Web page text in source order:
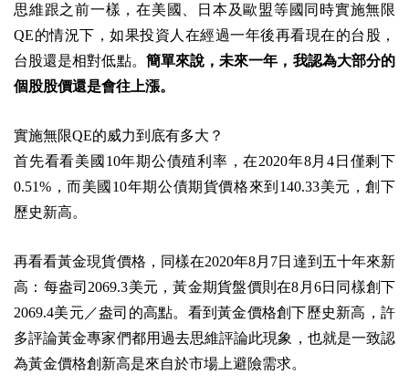
思維跟之前一樣，在美國、日本及歐盟等國同時實施無限
QE的情況下，如果投資人在經過一年後再看現在的台股，
台股還是相對低點。 簡單來說，未來一年，我認為大部分的
個股股價還是會往上漲。
實施無限QE的威力到底有多大？
首先看看美國10年期公債殖利率，在2020年8月4日僅剩下
0.51%，而美國10年期公債期貨價格來到140.33美元，創下
歷史新高。
再看看黃金現貨價格，同樣在2020年8月7日達到五十年來新
高：每盎司2069.3美元，黃金期貨盤價則在8月6日同樣創下
2069.4美元／盎司的高點。看到黃金價格創下歷史新高，許
多評論黃金專家們都用過去思維評論此現象，也就是一致認
為黃金價格創新高是來自於市場上避險需求。